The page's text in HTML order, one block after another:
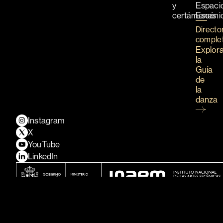
y
certámenes
la
Guía
de
la
danza
Instagram
X
YouTube
LinkedIn